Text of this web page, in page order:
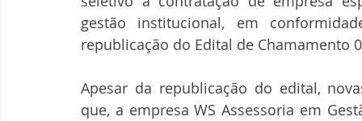
gestão institucional, em
republicação do Edital de Chamamento
Apesar da republicação do edital,
que, a empresa WS Assessoria em